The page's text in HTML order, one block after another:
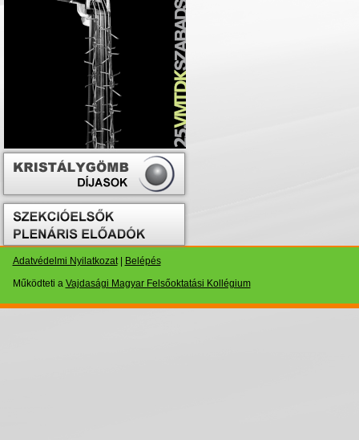
Adatvédelmi Nyilatkozat|
Belépés
Működteti a Vajdasági Magyar Felsőoktatási Kollégium